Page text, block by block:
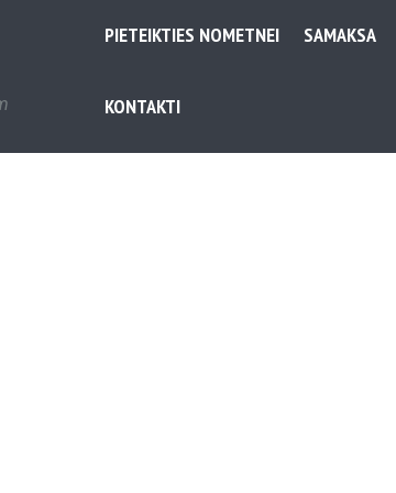
PIETEIKTIES NOMETNEI SAMAKSA
KONTAKTI